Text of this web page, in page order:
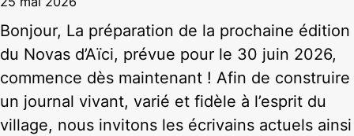
Bonjour, La préparation de la prochaine édition
du Novas d’Aïci, prévue pour le 30 juin 2026,
commence dès maintenant ! Afin de construire
un journal vivant, varié et fidèle à l’esprit du
village, nous invitons les écrivains actuels ainsi